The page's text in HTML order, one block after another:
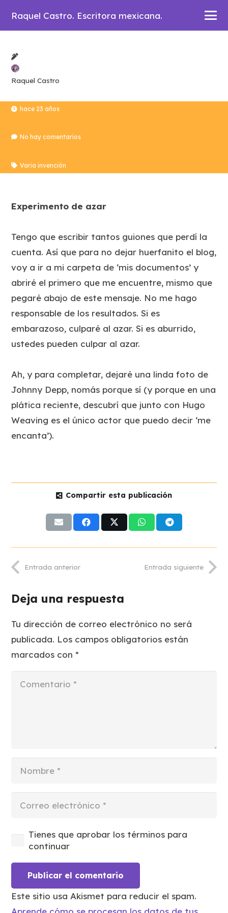
Raquel Castro. Escritora mexicana.
Raquel Castro
hace 23 años
No hay comentarios
Varia invención
Experimento de azar
Tengo que escribir tantos guiones que perdí la
cuenta. Así que para no dejar huerfanito el blog,
voy a ir a mi carpeta de ‘mis documentos’ y
abriré el primero que me encuentre, mismo que
pegaré abajo de este mensaje. No me hago
responsable de los resultados. Si es
embarazoso, culparé al azar. Si es aburrido,
ustedes pueden culpar al azar.
Ah, y para completar, dejaré una linda foto de
Johnny Depp, nomás porque sí (y porque en una
plática reciente, descubrí que junto con Hugo
Weaving es el único actor que puedo decir ‘me
encanta’).
Compartir esta publicación
Entrada anterior Entrada siguiente
Deja una respuesta
Tu dirección de correo electrónico no será
publicada. Los campos obligatorios están
marcados con*
Tienes que aprobar los términos para
continuar
Publicar el comentario
Este sitio usa Akismet para reducir el spam.